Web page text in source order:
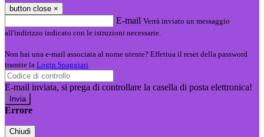
button close ×
E-mail Verrà inviato un messaggio
all'indirizzo indicato con le istruzioni necessarie.
Non hai una e-mail associata al nome utente? Effettua il reset della password
tramite la Login Spaggiari
E-mail inviata, si prega di controllare la casella di posta elettronica!
Errore
Chiudi